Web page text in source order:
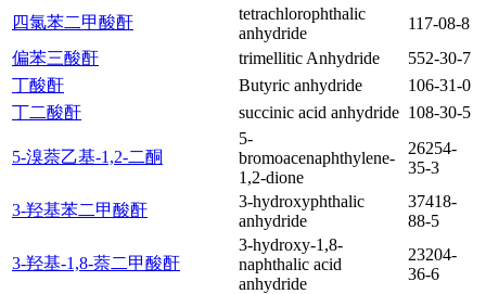
四氯苯二甲酸酐
tetrachlorophthalic
anhydride
117-08-8
偏苯三酸酐
trimellitic Anhydride
552-30-7
丁酸酐
Butyric anhydride
106-31-0
丁二酸酐
succinic acid anhydride 108-30-5
5-溴萘乙基-1,2-二酮
5-
bromoacenaphthylene-
1,2-dione
26254-
35-3
3-羟基苯二甲酸酐
3-hydroxyphthalic
anhydride
37418-
88-5
3-羟基-1,8-萘二甲酸酐
3-hydroxy-1,8-
naphthalic acid
anhydride
23204-
36-6